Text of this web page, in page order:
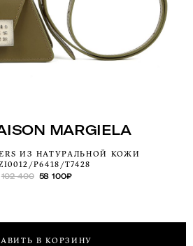
MARGIELA
ИЗ НАТУРАЛЬНОЙ КОЖИ
P6418/T7428
102 400 58 100₽
В КОРЗИНУ